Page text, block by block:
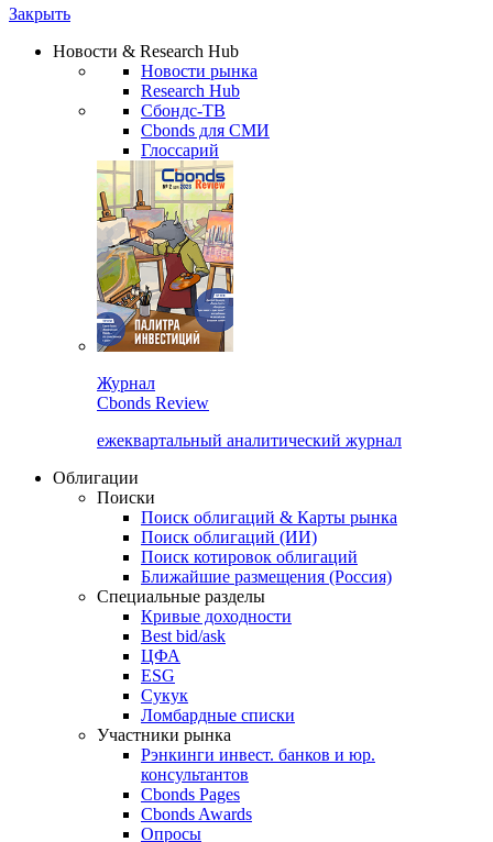
Watchlist
Сбондс Люди
Новости & Research Hub
Новости рынка
Research Hub
Сбондс-ТВ
Cbonds для СМИ
Глоссарий
Cbonds Review
ежеквартальный аналитический журнал
Облигации
Поиски
Поиск облигаций & Карты рынка
Поиск облигаций (ИИ)
Поиск котировок облигаций
Ближайшие размещения (Россия)
Специальные разделы
Кривые доходности
Best bid/ask
ЦФА
ESG
Сукук
Ломбардные списки
Участники рынка
Рэнкинги инвест. банков и юр.